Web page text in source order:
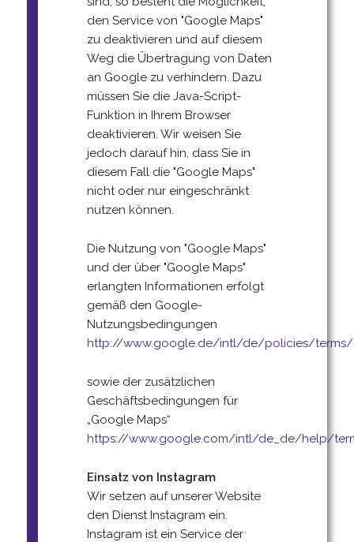
den Service von "Google Maps"
zu deaktivieren und auf diesem
Weg die Übertragung von Daten
an Google zu verhindern. Dazu
müssen Sie die Java-Script-
Funktion in Ihrem Browser
deaktivieren. Wir weisen Sie
jedoch darauf hin, dass Sie in
diesem Fall die "Google Maps"
nicht oder nur eingeschränkt
nutzen können.
Die Nutzung von "Google Maps"
und der über "Google Maps"
erlangten Informationen erfolgt
gemäß den Google-
Nutzungsbedingungen
http://www.google.de/intl/de/policies/terms/
sowie der zusätzlichen
Geschäftsbedingungen für
„Google Maps“
https://www.google.com/intl/de_de/help/
Einsatz von Instagram
Wir setzen auf unserer Website
den Dienst Instagram ein.
Instagram ist ein Service der